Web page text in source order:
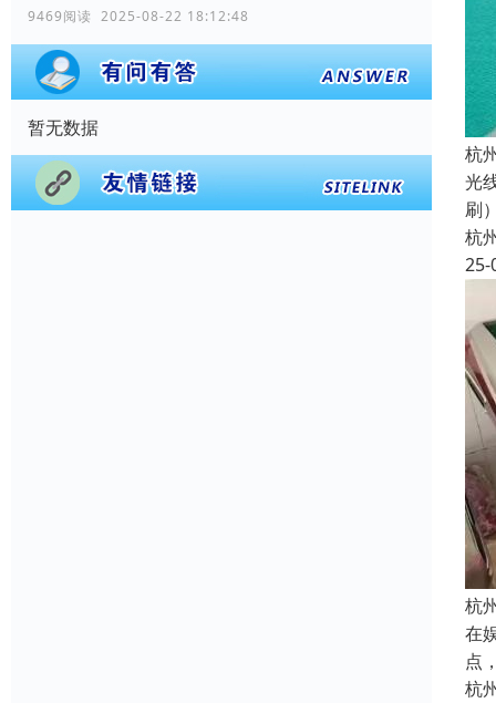
9469阅读 2025-08-22 18:12:48
暂无数据
杭
光
刷
杭
25-
杭
在
点
杭